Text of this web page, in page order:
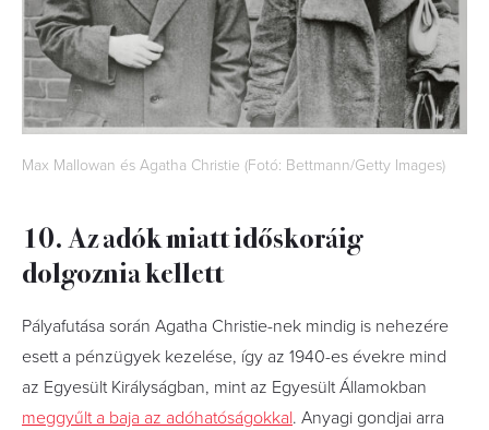
Max Mallowan és Agatha Christie (Fotó: Bettmann/Getty Images)
10. Az adók miatt időskoráig
dolgoznia kellett
Pályafutása során Agatha Christie-nek mindig is nehezére
esett a pénzügyek kezelése, így az 1940-es évekre mind
az Egyesült Királyságban, mint az Egyesült Államokban
meggyűlt a baja az adóhatóságokkal. Anyagi gondjai arra